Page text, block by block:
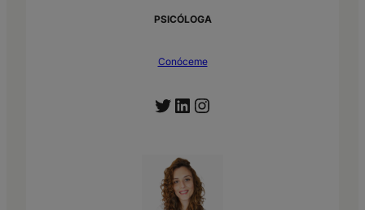
PSICÓLOGA
Conóceme
Twitter LinkedIn Instagram